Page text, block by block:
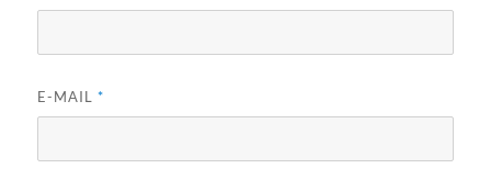
E-MAIL*